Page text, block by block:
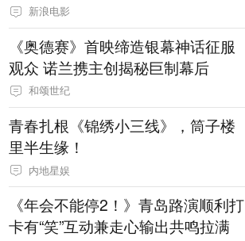
新浪电影
《奥德赛》首映缔造银幕神话征服
观众 诺兰携主创揭秘巨制幕后
和颂世纪
青春扎根《锦绣小三线》，筒子楼
里半生缘！
内地星娱
《年会不能停2！》青岛路演顺利打
卡有“笑”互动兼走心输出共鸣拉满